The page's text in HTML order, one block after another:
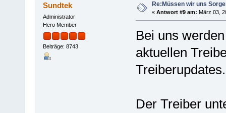
Sundtek
Administrator
Hero Member
Beiträge: 8743
Re:Müssen wir uns
« Antwort #9 am: März 03,
Bei uns
aktuellen
Treiberupdates.
Der Treiber